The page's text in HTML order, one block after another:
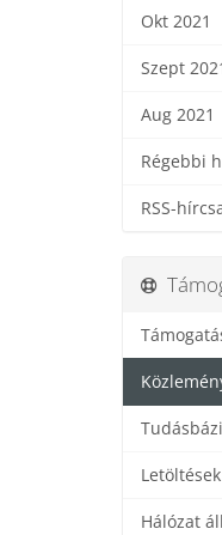
Okt 2021
Szept
Aug 2021
Régebbi
RSS-
Letöltések
Hálózat